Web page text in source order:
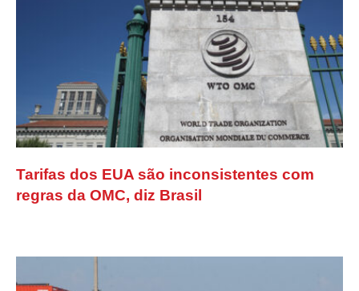
Tarifas dos EUA são inconsistentes com
regras da OMC, diz Brasil